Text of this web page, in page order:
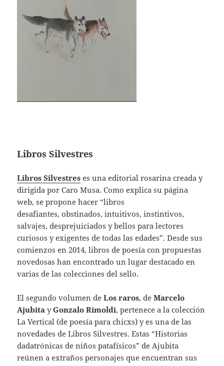
Libros Silvestres
Libros Silvestres es una editorial rosarina creada y
dirigida por Caro Musa. Como explica su página
web, se propone hacer “libros
desafiantes, obstinados, intuitivos, instintivos,
salvajes, desprejuiciados y bellos para lectores
curiosos y exigentes de todas las edades”. Desde sus
comienzos en 2014, libros de poesía con propuestas
novedosas han encontrado un lugar destacado en
varias de las colecciones del sello.
El segundo volumen deLos raros, deMarcelo
Ajubita yGonzalo Rimoldi, pertenece a la colección
La Vertical (de poesía para chicxs) y es una de las
novedades de Libros Silvestres. Estas “Historias
dadatrónicas de niños patafísicos” de Ajubita
reúnen a extraños personajes que encuentran sus